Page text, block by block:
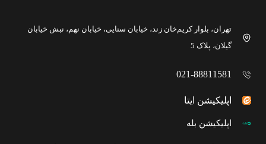
تهران، بلوار کریم‌خان زند، خیابان سنایی، خیابان نهم، نبش خیابان
گیلان، پلاک 5
021-88811581
اپلیکیشن ایتا
اپلیکیشن بله